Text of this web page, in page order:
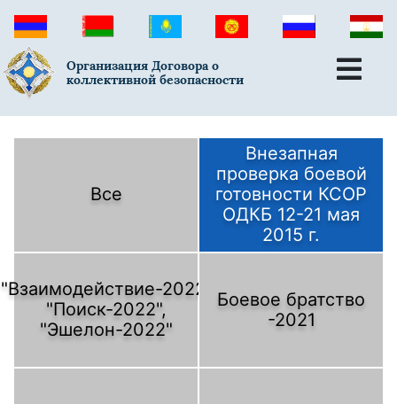
Организация Договора о
коллективной безопасности
Все
Внезапная
проверка боевой
готовности КСОР
ОДКБ 12-21 мая
2015 г.
"Взаимодействие-2022,
"Поиск-2022",
"Эшелон-2022"
Боевое братство
-2021